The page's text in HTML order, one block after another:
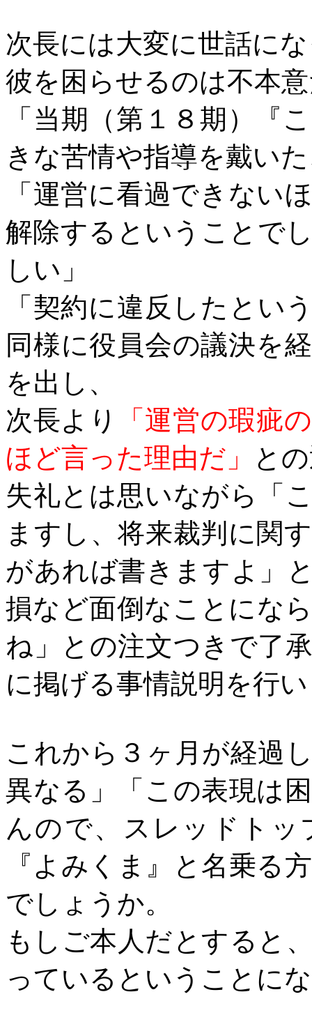
次長には大変に世話に
彼を困らせるのは不本
「当期（第１８期）『
きな苦情や指導を戴い
「運営に看過できない
解除するということで
しい」
「契約に違反したとい
同様に役員会の議決を
を出し、
次長より
「運営の瑕疵
ほど言った理由だ」
と
失礼とは思いながら「
ますし、将来裁判に関
があれば書きますよ」
損など面倒なことにな
ね」との注文つきで了
に掲げる事情説明を行
これから３ヶ月が経過
異なる」「この表現は
んので、スレッドトッ
『よみくま』と名乗る
でしょうか。
もしご本人だとすると
っているということに